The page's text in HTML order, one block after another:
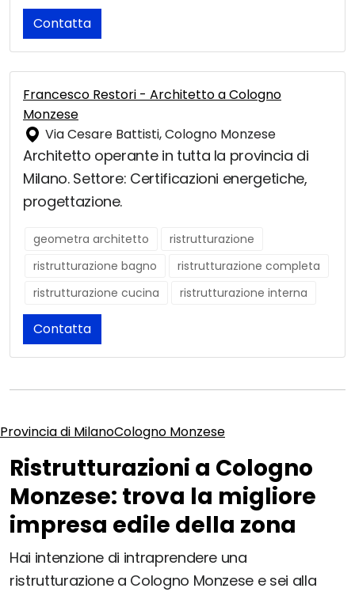
Contatta
Francesco Restori - Architetto a Cologno
Monzese
Via Cesare Battisti, Cologno Monzese
Architetto operante in tutta la provincia di
Milano. Settore: Certificazioni energetiche,
progettazione.
geometra architetto
ristrutturazione
ristrutturazione bagno
ristrutturazione completa
ristrutturazione cucina
ristrutturazione interna
Contatta
Provincia di MilanoCologno Monzese
Ristrutturazioni a Cologno
Monzese: trova la migliore
impresa edile della zona
Hai intenzione di intraprendere una
ristrutturazione a Cologno Monzese e sei alla